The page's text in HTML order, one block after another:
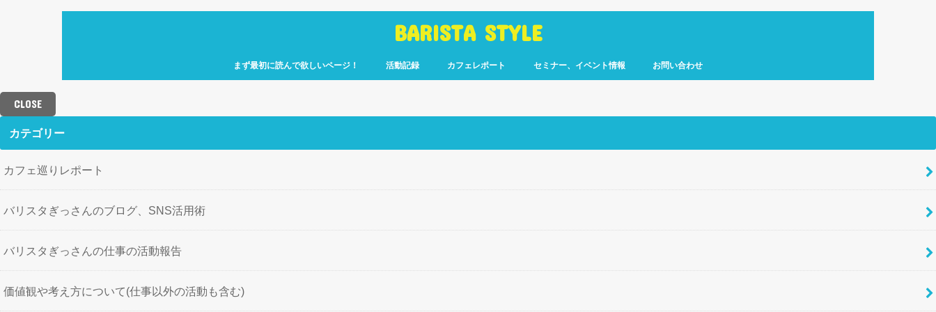
BARISTA STYLE
まず最初に読んで欲しいページ！ 活動記録 カフェレポート セミナー、イベント情報 お問い合わせ
CLOSE
カテゴリー
カフェ巡りレポート
バリスタぎっさんのブログ、SNS活用術
バリスタぎっさんの仕事の活動報告
価値観や考え方について(仕事以外の活動も含む)